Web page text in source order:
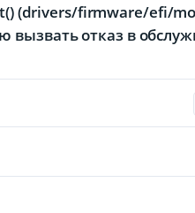
(drivers/firmware/efi/
отказ в